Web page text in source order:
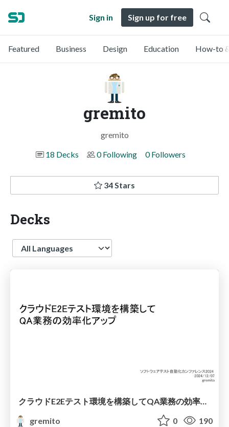
Sign in Sign up for free
Featured Business Design Education How-to
gremito
gremito
18 Decks
0 Following 0 Followers
34 Stars
Decks
Language
gremito
0 190